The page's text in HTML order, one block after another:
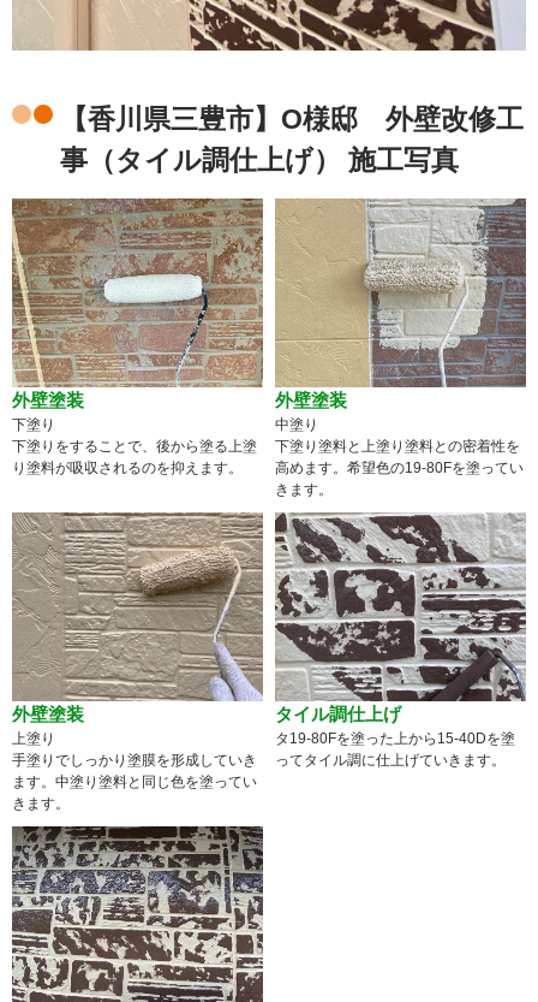
【香川県三豊市】O様邸 外壁改修工
事（タイル調仕上げ） 施工写真
外壁塗装
下塗り
下塗りをすることで、後から塗る上塗
り塗料が吸収されるのを抑えます。
外壁塗装
中塗り
下塗り塗料と上塗り塗料との密着性を
高めます。希望色の19-80Fを塗ってい
きます。
外壁塗装
上塗り
手塗りでしっかり塗膜を形成していき
ます。中塗り塗料と同じ色を塗ってい
きます。
タイル調仕上げ
タ19-80Fを塗った上から15-40Dを塗
ってタイル調に仕上げていきます。